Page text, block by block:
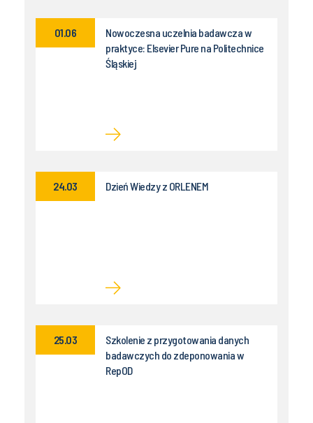
Nowoczesna uczelnia badawcza w
praktyce: Elsevier Pure na Politechnice
Śląskiej
01.06
Dzień Wiedzy z ORLENEM
24.03
Szkolenie z przygotowania danych
badawczych do zdeponowania w
RepOD
25.03